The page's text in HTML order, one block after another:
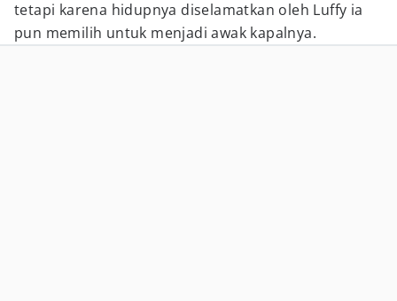
tetapi karena hidupnya diselamatkan oleh Luffy ia
pun memilih untuk menjadi awak kapalnya.